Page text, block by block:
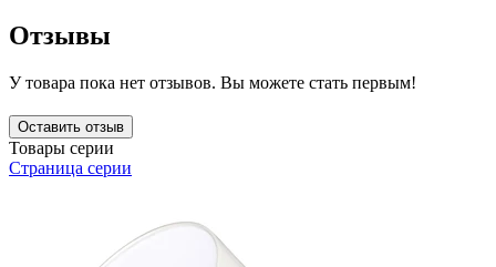
Отзывы
У товара пока нет отзывов. Вы можете стать первым!
Оставить отзыв
Товары серии
Страница серии